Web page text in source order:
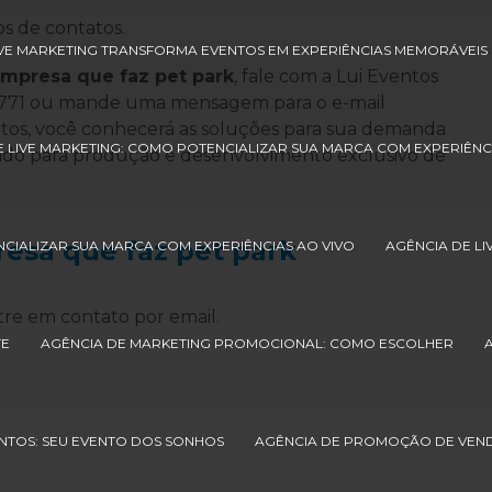
MARKETING TRANSFORMA EVENTOS EM EXPERIÊNCIAS MEMORÁVEIS
LIVE MARKETING: COMO POTENCIALIZAR SUA MARCA COM
SUA MARCA COM EXPERIÊNCIAS AO VIVO AGÊNCIA DE
AGÊNCIA DE MARKETING PROMOCIONAL: COMO ESCOLHER
SEU EVENTO DOS SONHOS AGÊNCIA DE PROMOÇÃO DE
de contatos.
que faz pet park, fale com a Lui Eventos
ou mande uma mensagem para o e-mail
você conhecerá as soluções para sua demanda
para produção e desenvolvimento exclusivo de
que faz pet park
em contato por email.